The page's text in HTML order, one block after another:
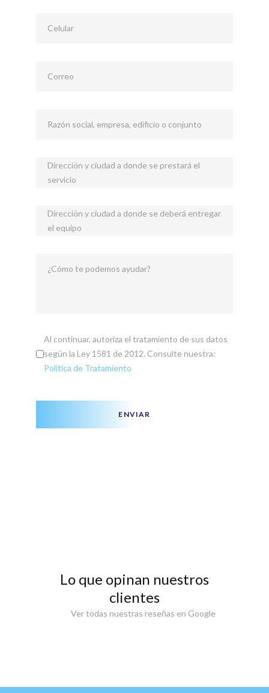
Celular
Correo
Razón social, empresa, edificio o conjunto
Dirección y ciudad a donde se prestará el
servicio
Dirección y ciudad a donde se deberá entregar
el equipo
¿Cómo te podemos ayudar?
Al continuar, autoriza el tratamiento de sus datos
según la Ley 1581 de 2012. Consulte nuestra:
Política de Tratamiento
ENVIAR
Lo que opinan nuestros
clientes
Ver todas nuestras reseñas en Google